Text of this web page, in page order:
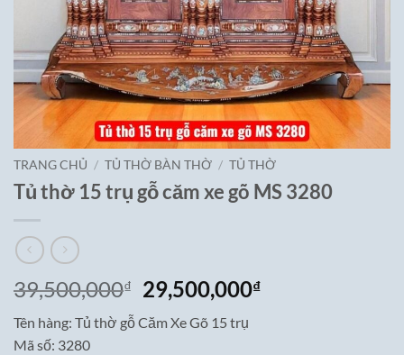
TRANG CHỦ / TỦ THỜ BÀN THỜ / TỦ THỜ
Tủ thờ 15 trụ gỗ căm xe gõ MS 3280
39,500,000₫
Giá
gốc
là:
29,500,000₫Giá
Tên hàng: Tủ thờ gỗ Căm Xe Gõ 15 trụ
Mã số: 3280